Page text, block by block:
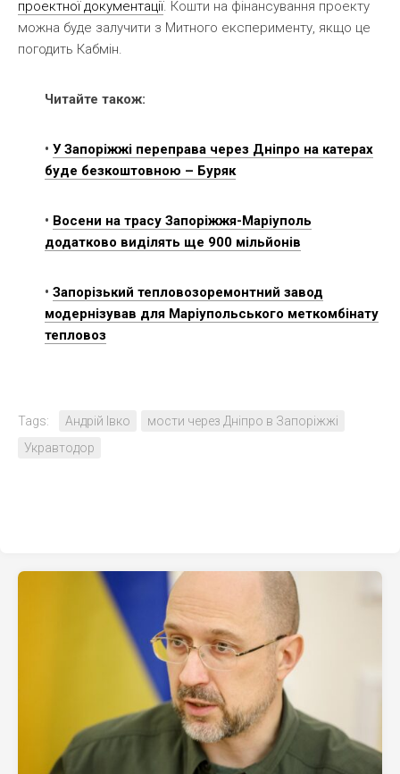
проектної документації. Кошти на фінансування проекту
можна буде залучити з Митного експерименту, якщо це
погодить Кабмін.
Читайте також:
• У Запоріжжі переправа через Дніпро на катерах
буде безкоштовною – Буряк
• Восени на трасу Запоріжжя-Маріуполь
додатково виділять ще 900 мільйонів
• Запорізький тепловозоремонтний завод
модернізував для Маріупольського меткомбінату
тепловоз
Tags: Андрій Івко
мости через Дніпро в Запоріжжі
Укравтодор